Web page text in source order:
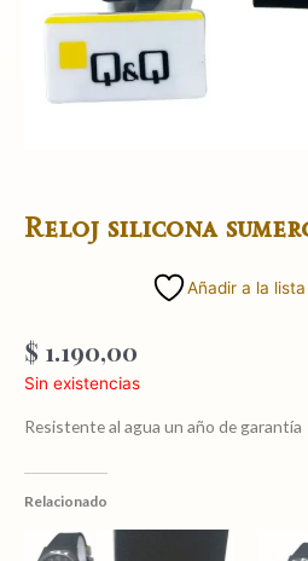
Reloj silicona
Añadir a la
$ 1.190,00
Sin existencias
Resistente al agua un año de garantía
Relacionado